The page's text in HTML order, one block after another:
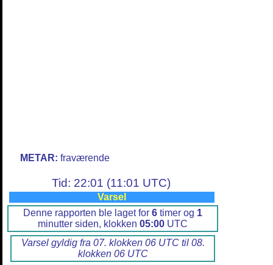
METAR: fraværende
Tid: 22:01 (11:01 UTC)
Varsel
Denne rapporten ble laget for 6 timer og 1
minutter siden, klokken 05:00 UTC
Varsel gyldig fra 07. klokken 06 UTC til 08.
klokken 06 UTC